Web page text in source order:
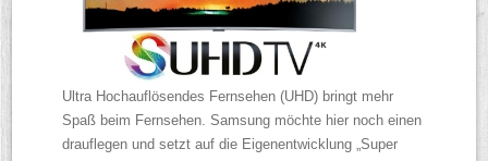
Ultra Hochauflösendes Fernsehen (UHD) bringt mehr
Spaß beim Fernsehen. Samsung möchte hier noch einen
drauflegen und setzt auf die Eigenentwicklung „Super